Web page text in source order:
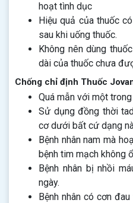
hoạt tình dục
Hiệu quả của thuốc
sau khi uống thuốc.
Không nên dùng
dài của thuốc chưa
Chống chỉ định Thuốc
Quá mẫn với một
Sử dụng đồng thời
cơ dưới bất cứ dạng
Bệnh nhân nam mà
bệnh tim mạch không
Bệnh nhân bị nhồi
ngày.
Bệnh nhân có cơn